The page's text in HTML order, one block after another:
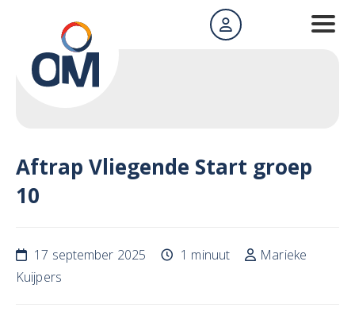
Aftrap Vliegende Start groep
10
17 september 2025 1 minuut
Marieke
Kuijpers